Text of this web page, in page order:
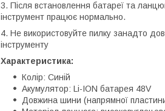
3. Після встановлення батареї та
інструмент працює нормально.
4. Не використовуйте пилку занадто
інструменту
Характеристика:
Колір: Синій
Акумулятор: Li-ION батарея 48V
Довжина шини (напрямної